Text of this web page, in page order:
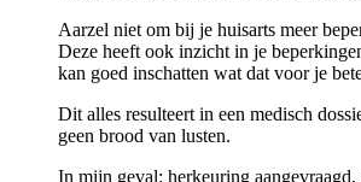
Aarzel niet om bij je huisarts meer
Deze heeft ook inzicht in je
kan goed inschatten wat dat voor je
Dit alles resulteert in een medisch
geen brood van lusten.
In mijn geval: herkeuring